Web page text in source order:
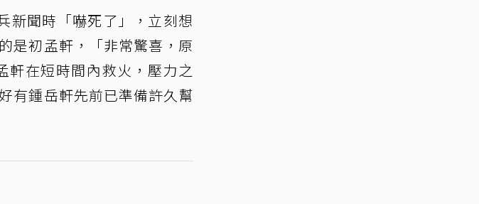
新聞時「嚇死了」，立刻想
是初孟軒，「非常驚喜，原
軒在短時間內救火，壓力之
有鍾岳軒先前已準備許久幫